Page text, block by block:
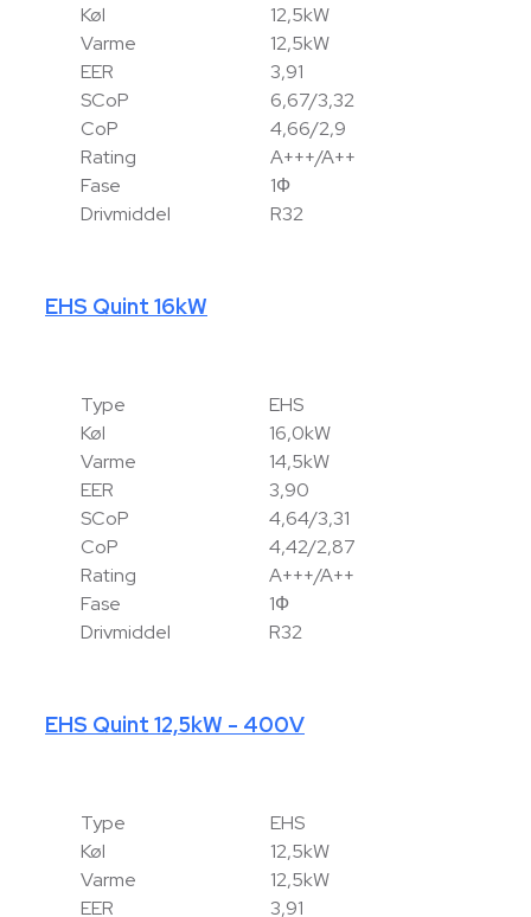
Køl
12,5kW
Varme
12,5kW
EER
3,91
SCoP
6,67/3,32
CoP
4,66/2,9
Rating
A+++/A++
Fase
1Ф
Drivmiddel
R32
EHS Quint 16kW
Type
EHS
Køl
16,0kW
Varme
14,5kW
EER
3,90
SCoP
4,64/3,31
CoP
4,42/2,87
Rating
A+++/A++
Fase
1Ф
Drivmiddel
R32
EHS Quint 12,5kW - 400V
Type
EHS
Køl
12,5kW
Varme
12,5kW
EER
3,91